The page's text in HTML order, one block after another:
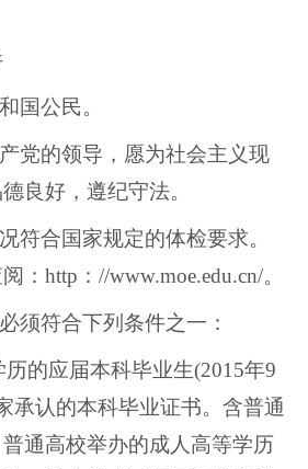
公民。
的领导，愿为社会主义现
良好，遵纪守法。
合国家规定的体检要求。
：http：//www.moe.edu.cn/。
符合下列条件之一：
的应届本科毕业生(2015年9
承认的本科毕业证书。含普通
通高校举办的成人高等学历